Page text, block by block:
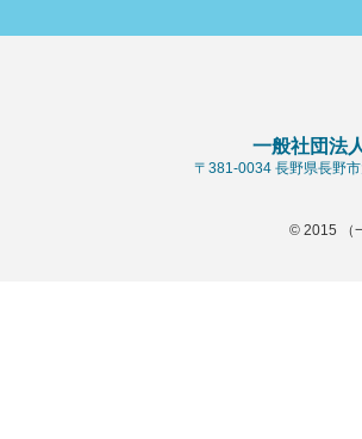
一般社団法
〒381-0034 長野県長野
© 2015 （